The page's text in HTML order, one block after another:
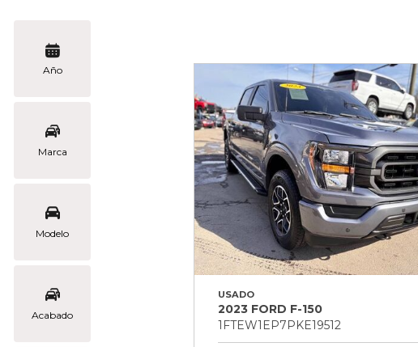
Año
Marca
Modelo
Acabado
USADO
2023 FORD F-150
1FTEW1EP7PKE19512